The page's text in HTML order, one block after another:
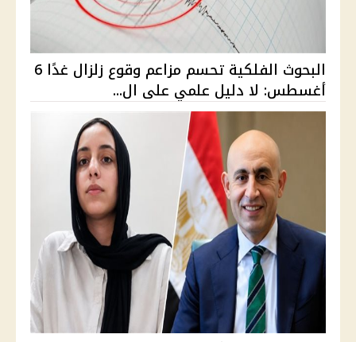
البحوث الفلكية تحسم مزاعم وقوع زلزال غدًا 6
أغسطس: لا دليل علمي على ال...